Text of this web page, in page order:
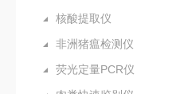
核酸提取仪
非洲猪瘟检测仪
荧光定量PCR仪